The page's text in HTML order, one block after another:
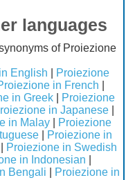
languages
of Proiezione
English
Proiezione
in French
in Greek
Proiezione
in Japanese
in Malay
Proiezione
Proiezione in
Proiezione in Swedish
in Indonesian
Bengali
Proiezione in